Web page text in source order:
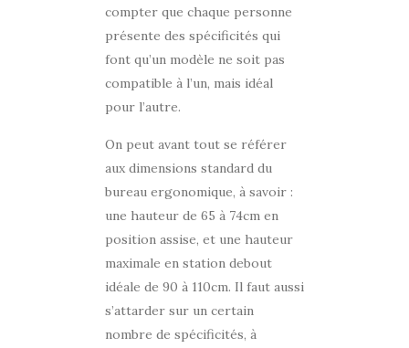
compter que chaque personne
présente des spécificités qui
font qu’un modèle ne soit pas
compatible à l’un, mais idéal
pour l’autre.
On peut avant tout se référer
aux dimensions standard du
bureau ergonomique, à savoir :
une hauteur de 65 à 74cm en
position assise, et une hauteur
maximale en station debout
idéale de 90 à 110cm. Il faut aussi
s’attarder sur un certain
nombre de spécificités, à